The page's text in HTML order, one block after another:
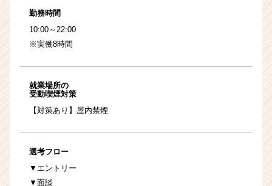
勤務時間
10:00～22:00
※実働8時間
就業場所の
受動喫煙対策
【対策あり】屋内禁煙
選考フロー
▼エントリー
▼面談